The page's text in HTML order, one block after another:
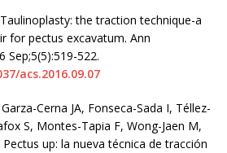
the traction technique-a
for pectus excavatum. Ann
Sep;5(5):519-522.
acs.2016.09.07
Cerna JA, Fonseca-Sada I, Téllez-
S, Montes-Tapia F, Wong-Jaen M,
up: la nueva técnica de tracción